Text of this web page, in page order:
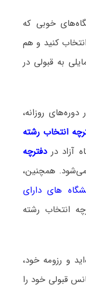
خوبی که
کنید و هم
به قبولی در
دوره‌های روزانه،
انتخاب رشته
آزاد دردفترچه
می‌شود. همچنین،
های دارای
انتخاب رشته
و رزومه خود،
قبولی خود را